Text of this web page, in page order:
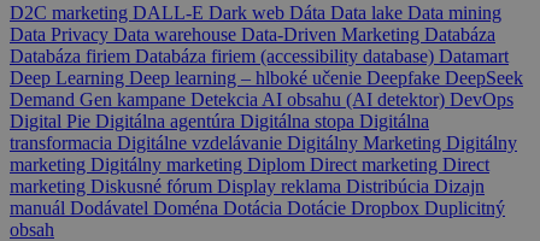
D2C marketing DALL-E Dark web Dáta Data lake Data mining
Data Privacy Data warehouse Data-Driven Marketing Databáza
Databáza firiem Databáza firiem (accessibility database) Datamart
Deep Learning Deep learning – hlboké učenie Deepfake DeepSeek
Demand Gen kampane Detekcia AI obsahu (AI detektor) DevOps
Digital Pie Digitálna agentúra Digitálna stopa Digitálna
transformacia Digitálne vzdelávanie Digitálny Marketing Digitálny
marketing Digitálny marketing Diplom Direct marketing Direct
marketing Diskusné fórum Display reklama Distribúcia Dizajn
manuál Dodávatel Doména Dotácia Dotácie Dropbox Duplicitný
obsah